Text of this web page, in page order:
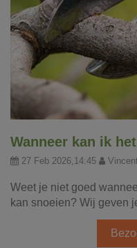
Wanneer kan ik
27 Feb 2026,14:45
Weet je niet goed
kan snoeien? Wij geven